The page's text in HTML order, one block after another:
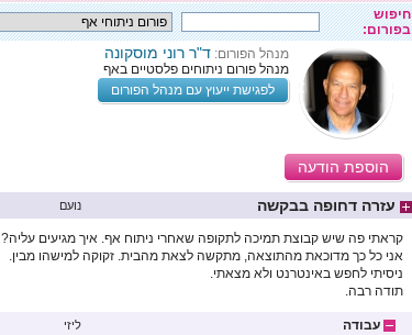
חיפוש
בפורום:
מנהל הפורום: ד"ר רוני מוסקונה
מנהל פורום ניתוחים פלסטיים באף
לפגישת ייעוץ עם מנהל הפורום
הוספת הודעה
נועם עזרה דחופה בבקשה
קראתי פה שיש קבוצת תמיכה לתקופה שאחרי ניתוח אף. איך מגיעים עליה?
אני כל כך מדוכאת מהתוצאה, מתקשה לצאת מהבית. זקוקה למישהו מבין.
ניסיתי לחפש באינטרנט ולא מצאתי.
תודה רבה.
ליזי עבודה